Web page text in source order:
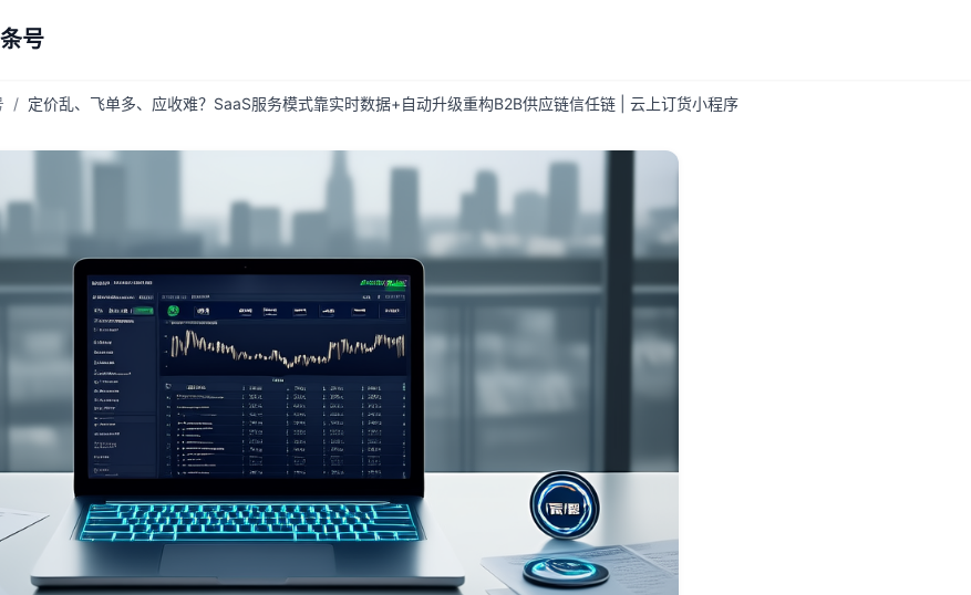
号
/ 定价乱、飞单多、应收难？SaaS服务模式靠实时数据+自动升级重构B2B供应链信任链 | 云上订货小程序